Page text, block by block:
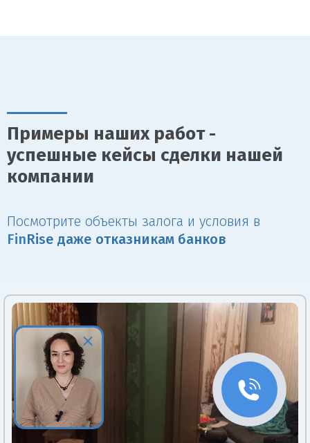
Примеры наших работ -
успешные кейсы сделки нашей
компании
Посмотрите объекты залога и условия в
Fin Rise даже отказникам банков